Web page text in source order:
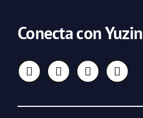
Conecta con Yuzin